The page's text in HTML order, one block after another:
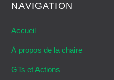
NAVIGATION
Accueil
À propos de la chaire
GTs et Actions